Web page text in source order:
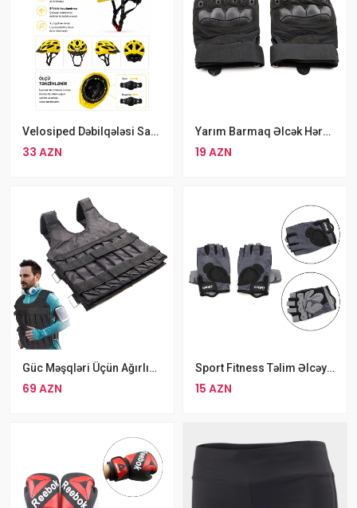
Velosiped Dəbilqələsi Sarı Rəng
33 AZN
Yarım Barmaq Əlcək Hərbi, Ovçuluq, Motosiklet Əlcəyi Sərt Plastik Qoruyuculu Yarım Barmaq Əlcəklər Qara
19 AZN
Güc Məşqləri Üçün Ağırlıqlı Jlet Rahat Koşu Yeleyi
69 AZN
Sport Fitness Təlim Əlcəyi Ölçü L XL
15 AZN